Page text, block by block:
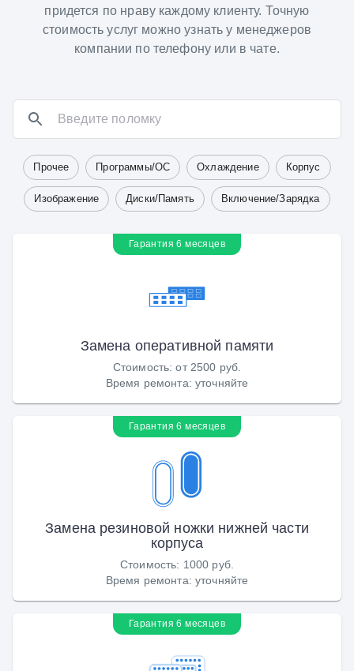
придется по нраву каждому клиенту. Точную
стоимость услуг можно узнать у менеджеров
компании по телефону или в чате.
Прочее Программы/ОС Охлаждение Корпус
Изображение Диски/Память Включение/Зарядка
Гарантия 6 месяцев
Замена оперативной памяти
Стоимость:от 2500 руб.
Время ремонта: уточняйте
Гарантия 6 месяцев
Замена резиновой ножки нижней части
корпуса
Стоимость: 1000 руб.
Время ремонта: уточняйте
Гарантия 6 месяцев